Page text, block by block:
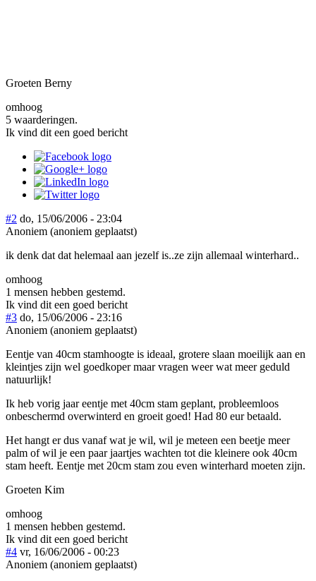
Groeten Berny
omhoog
5 waarderingen.
Ik vind dit een goed bericht
#2 do, 15/06/2006 - 23:04
Anoniem (anoniem geplaatst)
ik denk dat dat helemaal aan jezelf is..ze zijn allemaal winterhard..
omhoog
1 mensen hebben gestemd.
Ik vind dit een goed bericht
#3 do, 15/06/2006 - 23:16
Anoniem (anoniem geplaatst)
Eentje van 40cm stamhoogte is ideaal, grotere slaan moeilijk aan en
kleintjes zijn wel goedkoper maar vragen weer wat meer geduld
natuurlijk!
Ik heb vorig jaar eentje met 40cm stam geplant, probleemloos
onbeschermd overwinterd en groeit goed! Had 80 eur betaald.
Het hangt er dus vanaf wat je wil, wil je meteen een beetje meer
palm of wil je een paar jaartjes wachten tot die kleinere ook 40cm
stam heeft. Eentje met 20cm stam zou even winterhard moeten zijn.
Groeten Kim
omhoog
1 mensen hebben gestemd.
Ik vind dit een goed bericht
#4 vr, 16/06/2006 - 00:23
Anoniem (anoniem geplaatst)